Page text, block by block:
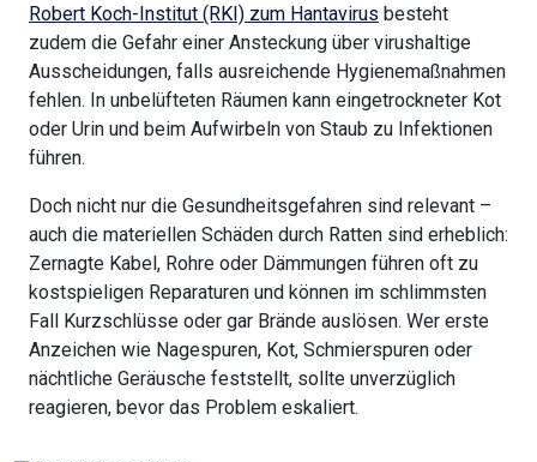
Robert Koch-Institut (RKI) zum Hantavirus besteht
zudem die Gefahr einer Ansteckung über virushaltige
Ausscheidungen, falls ausreichende Hygienemaßnahmen
fehlen. In unbelüfteten Räumen kann eingetrockneter Kot
oder Urin und beim Aufwirbeln von Staub zu Infektionen
führen.
Doch nicht nur die Gesundheitsgefahren sind relevant –
auch die materiellen Schäden durch Ratten sind erheblich:
Zernagte Kabel, Rohre oder Dämmungen führen oft zu
kostspieligen Reparaturen und können im schlimmsten
Fall Kurzschlüsse oder gar Brände auslösen. Wer erste
Anzeichen wie Nagespuren, Kot, Schmierspuren oder
nächtliche Geräusche feststellt, sollte unverzüglich
reagieren, bevor das Problem eskaliert.